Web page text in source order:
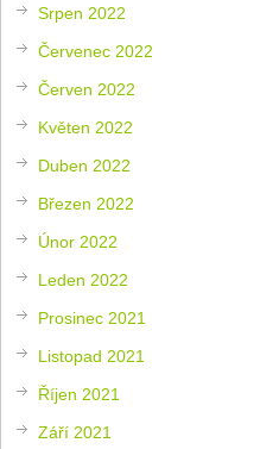
Srpen 2022
Červenec 2022
Červen 2022
Květen 2022
Duben 2022
Březen 2022
Únor 2022
Leden 2022
Prosinec 2021
Listopad 2021
Říjen 2021
Září 2021